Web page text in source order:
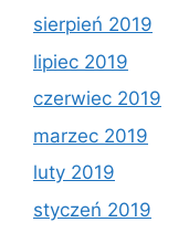
sierpień 2019
lipiec 2019
czerwiec 2019
marzec 2019
luty 2019
styczeń 2019